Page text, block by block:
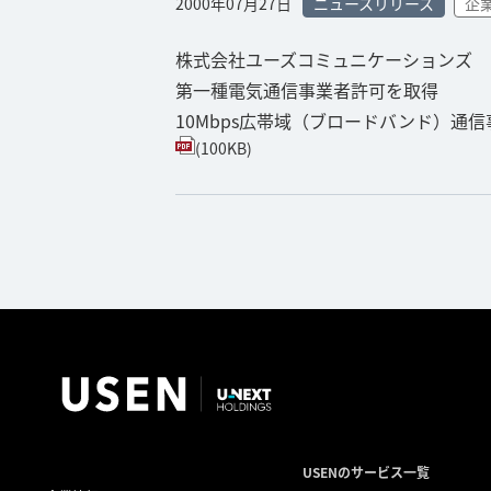
株式会社ユーズコミュニケーションズ
第一種電気通信事業者許可を取得
10Mbps広帯域（ブロードバンド）通信
(100KB)
USENのサービス一覧